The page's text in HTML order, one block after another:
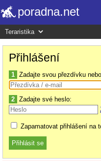
poradna.net
Přihlášení
1 Zadajte svou přezdívku
2 Zadajte své heslo:
Zapamatovat přihlášení na